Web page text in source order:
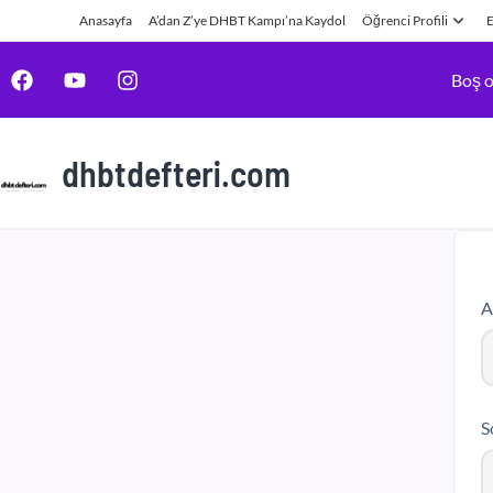
Anasayfa A’dan Z’ye DHBT Kampı’na Kaydol Öğrenci Profili
Boş
dhbtdefteri.com